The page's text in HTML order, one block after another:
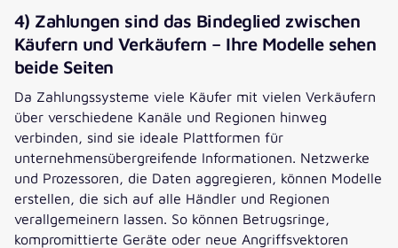
4) Zahlungen sind das Bindeglied zwischen
Käufern und Verkäufern – Ihre Modelle sehen
beide Seiten
Da Zahlungssysteme viele Käufer mit vielen Verkäufern
über verschiedene Kanäle und Regionen hinweg
verbinden, sind sie ideale Plattformen für
unternehmensübergreifende Informationen. Netzwerke
und Prozessoren, die Daten aggregieren, können Modelle
erstellen, die sich auf alle Händler und Regionen
verallgemeinern lassen. So können Betrugsringe,
kompromittierte Geräte oder neue Angriffsvektoren